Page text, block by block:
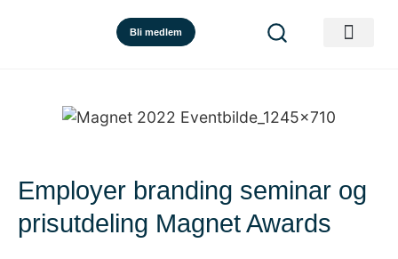
Bli medlem
Employer branding seminar og
prisutdeling Magnet Awards